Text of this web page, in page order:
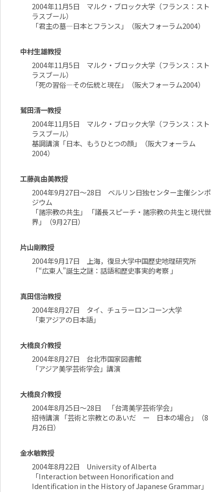
2004年11月5日 マルク・ブロック大学（フランス：スト
ラスブール）
「君主の墓—日本とフランス」（阪大フォーラム2004）
中村生雄教授
2004年11月5日 マルク・ブロック大学（フランス：スト
ラスブール）
「死の習俗—その伝統と現在」（阪大フォーラム2004）
鷲田清一教授
2004年11月5日 マルク・ブロック大学（フランス：スト
ラスブール）
基調講演「日本、もうひとつの顔」（阪大フォーラム
2004）
工藤眞由美教授
2004年9月27日～28日 ベルリン日独センター主催シンポ
ジウム
「諸宗教の共生」 「議長スピーチ・諸宗教の共生と現代世
界」（9月27日）
片山剛教授
2004年9月17日 上海，復旦大学中国歴史地理研究所
「“広東人”誕生之謎：話語和歴史事実的考察 」
真田信治教授
2004年8月27日 タイ、チュラーロンコーン大学
「東アジアの日本語」
大橋良介教授
2004年8月27日 台北市国家図書館
「アジア美学芸術学会」講演
大橋良介教授
2004年8月25日～28日 「台湾美学芸術学会」
招待講演 「芸術と宗教とのあいだ ー 日本の場合」（8
月26日）
金水敏教授
2004年8月22日 University of Alberta
「Interaction between Honorification and
Identification in the History of Japanese Grammar」